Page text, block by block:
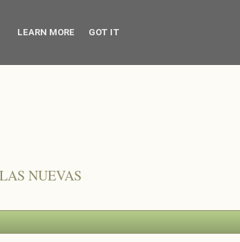
NUEVAS
LEARN MORE GOT IT